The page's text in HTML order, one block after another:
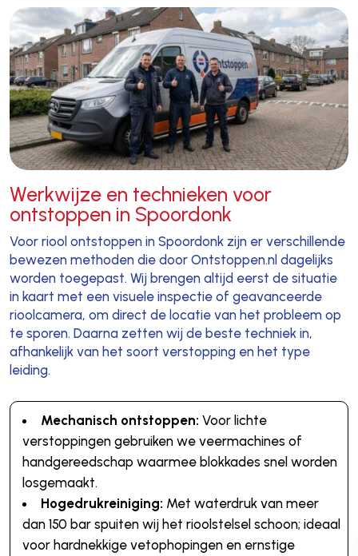
Werkwijze en technieken voor
ontstoppen in Spoordonk
Voor riool ontstoppen in Spoordonk zijn er verschillende
bewezen methoden die door Ontstoppen.nl dagelijks
worden toegepast. Wij brengen altijd eerst de situatie
in kaart met een visuele inspectie of geavanceerde
rioolcamera, om direct de locatie van het probleem op
te sporen. Daarna zetten wij de beste techniek in,
afhankelijk van het soort verstopping en het type
leiding.
Mechanisch ontstoppen: Voor lichte
verstoppingen gebruiken we veermachines of
handgereedschap waarmee blokkades snel worden
losgemaakt.
Hogedrukreiniging: Met waterdruk van meer
dan 150 bar spuiten wij het rioolstelsel schoon; ideaal
voor hardnekkige vetophopingen en ernstige